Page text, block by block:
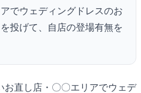
でウェディングドレスのお
投げて、自店の登場有無を
お直し店・〇〇エリアでウェデ